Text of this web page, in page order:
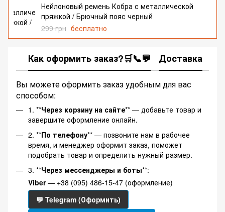
Нейлоновый ремень Кобра с металлической
пряжкой / Брючный пояс черный
299 грн бесплатно
Как оформить заказ?🛒📞💬 Доставка
Вы можете оформить заказ удобным для вас
способом:
1. **Через корзину на сайте** — добавьте товар и
завершите оформление онлайн.
2. **По телефону** — позвоните нам в рабочее
время, и менеджер оформит заказ, поможет
подобрать товар и определить нужный размер.
3. **Через мессенджеры и боты**:
Viber— +38 (095) 486-15-47 (оформление)
💬 Telegram (Оформить)